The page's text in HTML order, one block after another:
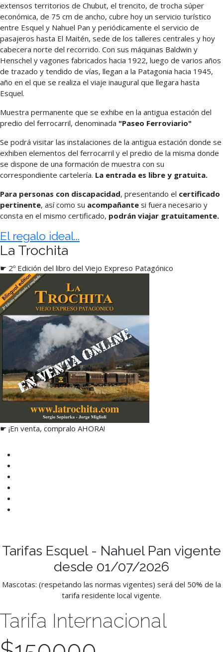
extensos territorios de Chubut, el trencito, de trocha súper
económica, de 75 cm de ancho, cubre hoy un servicio turístico
entre Esquel y Nahuel Pan y periódicamente el servicio de
pasajeros hasta El Maitén, sede de los talleres centrales y hoy
cabecera norte del recorrido. Con sus máquinas Baldwin y
Henschel y vagones fabricados hacia 1922, luego de varios años
de trazado y tendido de vías, llegan a la Patagonia hacia 1945,
año en el que se realiza el viaje inaugural que llegara hasta
Esquel.
Muestra permanente que se exhibe en la antigua estación del
predio del ferrocarril, denominada "Paseo Ferroviario"
Se podrá visitar las instalaciones de la antigua estación donde se
exhiben elementos del ferrocarril y el predio de la misma donde
se dispone de una formación de muestra con su
correspondiente cartelería. La entrada es libre y gratuita.
Para personas con discapacidad, presentando el certificado
pertinente, así como su acompañante si fuera necesario y
consta en el mismo certificado, podrán viajar gratuitamente.
El regalo ideal...
La Trochita
☛ 2º Edición del libro del Viejo Expreso Patagónico
☛ ¡En venta, compralo AHORA!
Tarifas Esquel - Nahuel Pan vigente
desde 01/07/2026
Mascotas: (respetando las normas vigentes) será del 50% de la
tarifa residente local vigente.
Tarifa Internacional